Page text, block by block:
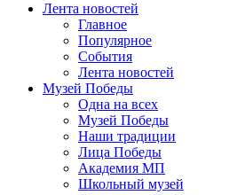
Лента новостей
Главное
Популярное
События
Лента новостей
Музей Победы
Одна на всех
Музей Победы
Наши традиции
Лица Победы
Академия МП
Школьный музей